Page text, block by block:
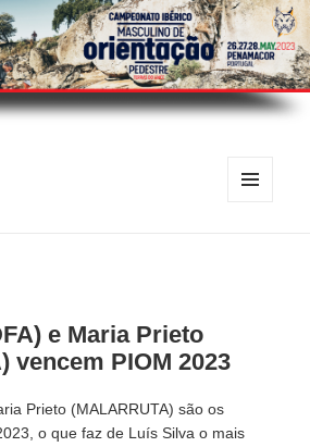
e Maria Prieto
vencem PIOM 2023
Prieto (MALARRUTA) são os
o que faz de Luís Silva o mais